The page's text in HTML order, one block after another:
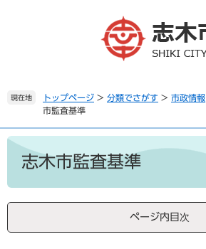
。
て
本
現在地 トップページ > 分類でさがす > 市政情報
市監査基準
本
志木市監査基準
ページ内目次